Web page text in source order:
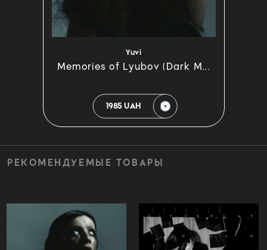
Yuvi
Memories of Lyubov (Dark M...
1985 UAH
РЕКОМЕНДУЕМЫЕ ТОВАРЫ